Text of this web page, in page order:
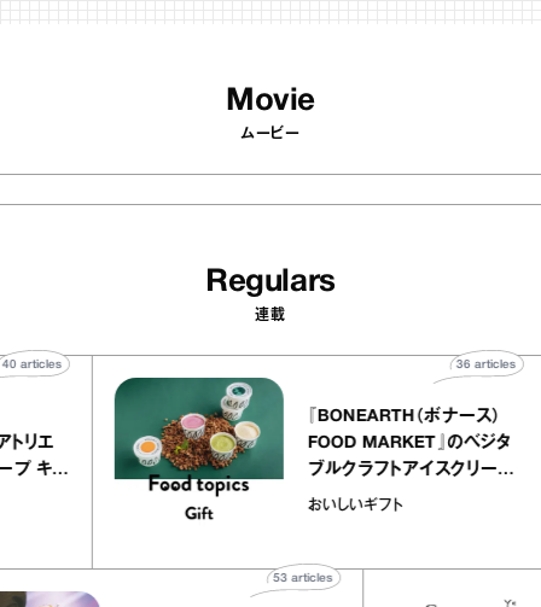
Movie
ムービー
Regulars
連載
ー アトリエ
クレープ キャ
40articles
『BONEARTH（ボナース）
FOOD MARKET』のベジ
ブルクラフトアイスクリー
｜真野知子の「おいしい
おいしいギフト
36
articles